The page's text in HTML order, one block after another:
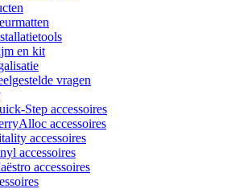
en kit
vragen
Step accessoires
accessoires
accessoires
accessoires
accessoires